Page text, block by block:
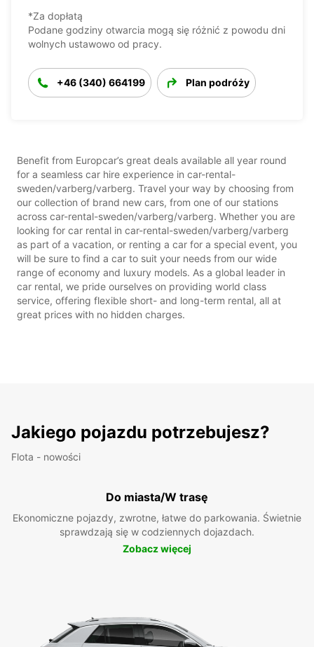
*Za dopłatą
Podane godziny otwarcia mogą się różnić z powodu dni
wolnych ustawowo od pracy.
+46 (340) 664199 Plan podróży
Benefit from Europcar’s great deals available all year round
for a seamless car hire experience in car-rental-
sweden/varberg/varberg. Travel your way by choosing from
our collection of brand new cars, from one of our stations
across car-rental-sweden/varberg/varberg. Whether you are
looking for car rental in car-rental-sweden/varberg/varberg
as part of a vacation, or renting a car for a special event, you
will be sure to find a car to suit your needs from our wide
range of economy and luxury models. As a global leader in
car rental, we pride ourselves on providing world class
service, offering flexible short- and long-term rental, all at
great prices with no hidden charges.
Jakiego pojazdu potrzebujesz?
Flota - nowości
Do miasta/W trasę
Ekonomiczne pojazdy, zwrotne, łatwe do parkowania. Świetnie
sprawdzają się w codziennych dojazdach.
Zobacz więcej